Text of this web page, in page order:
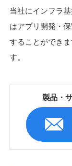
当社にインフラ
はアプリ開発・
することができ
す。
製品・